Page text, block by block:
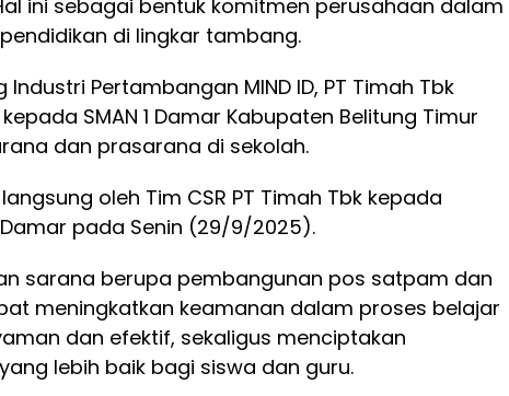
ini sebagai bentuk komitmen perusahaan dalam
di lingkar tambang.
Industri Pertambangan MIND ID, PT Timah Tbk
SMAN 1 Damar Kabupaten Belitung Timur
dan prasarana di sekolah.
oleh Tim CSR PT Timah Tbk kepada
Damar pada Senin (29/9/2025).
sarana berupa pembangunan pos satpam dan
meningkatkan keamanan dalam proses belajar
dan efektif, sekaligus menciptakan
lebih baik bagi siswa dan guru.